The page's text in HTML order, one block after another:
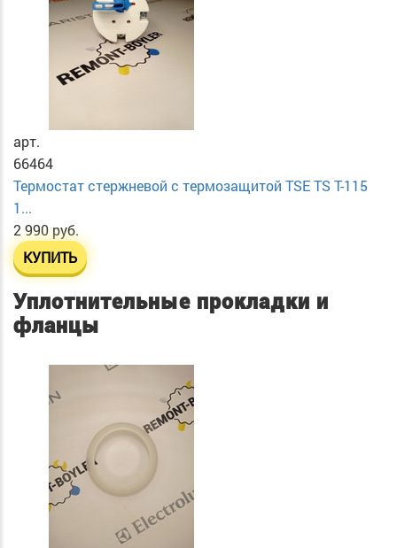
арт.
66464
Термостат стержневой с термозащитой TSE TS T-115
1...
2 990 руб.
КУПИТЬ
Уплотнительные прокладки и
фланцы